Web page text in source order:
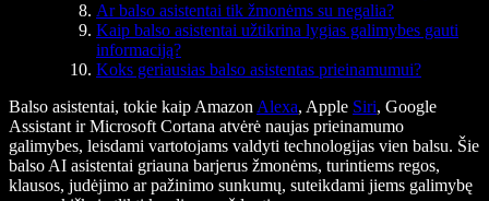
Ar balso asistentai tik žmonėms su negalia?
Kaip balso asistentai užtikrina lygias galimybes gauti
informaciją?
Koks geriausias balso asistentas prieinamumui?
Balso asistentai, tokie kaip Amazon Alexa, Apple Siri, Google
Assistant ir Microsoft Cortana atvėrė naujas prieinamumo
galimybes, leisdami vartotojams valdyti technologijas vien balsu. Šie
balso AI asistentai griauna barjerus žmonėms, turintiems regos,
klausos, judėjimo ar pažinimo sunkumų, suteikdami jiems galimybę